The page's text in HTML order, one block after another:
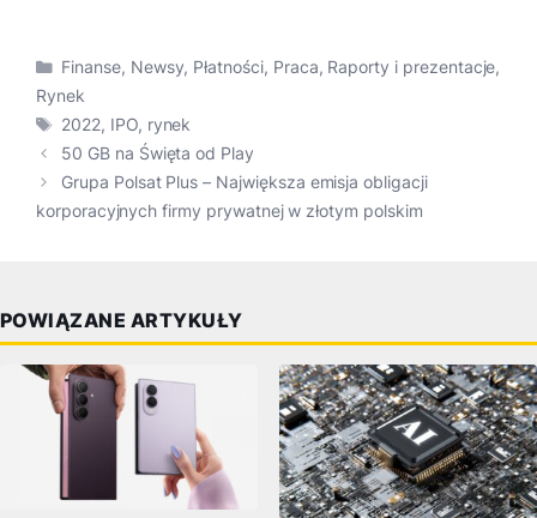
Kategorie
Finanse, Newsy, Płatności, Praca, Raporty i prezentacje,
Rynek
Tagi
2022, IPO, rynek
50 GB na Święta od Play
Grupa Polsat Plus – Największa emisja obligacji
korporacyjnych firmy prywatnej w złotym polskim
POWIĄZANE ARTYKUŁY